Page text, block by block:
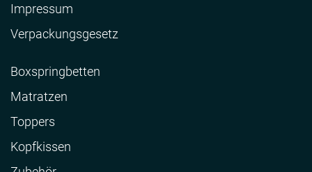
Impressum
Verpackungsgesetz
Boxspringbetten
Matratzen
Toppers
Kopfkissen